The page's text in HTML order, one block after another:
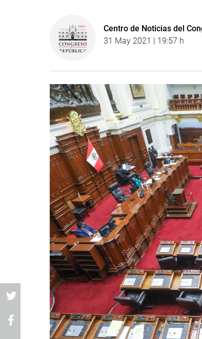
Centro de Noticias del
31 May 2021 | 19:57 h